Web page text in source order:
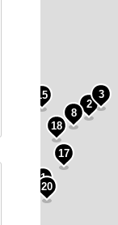
1
2
3
8
15
17
18
20